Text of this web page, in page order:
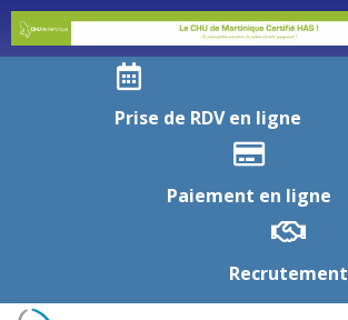
Prise de RDV en ligne
Paiement en ligne
Recrutement